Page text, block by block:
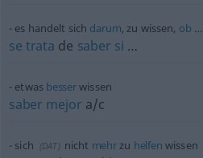
es handelt sich darum, zu wissen, ob …
se trata de saber si …
etwasbesserwissen
saber mejor a/c
sich (DAT) nicht mehrzu helfen wissen